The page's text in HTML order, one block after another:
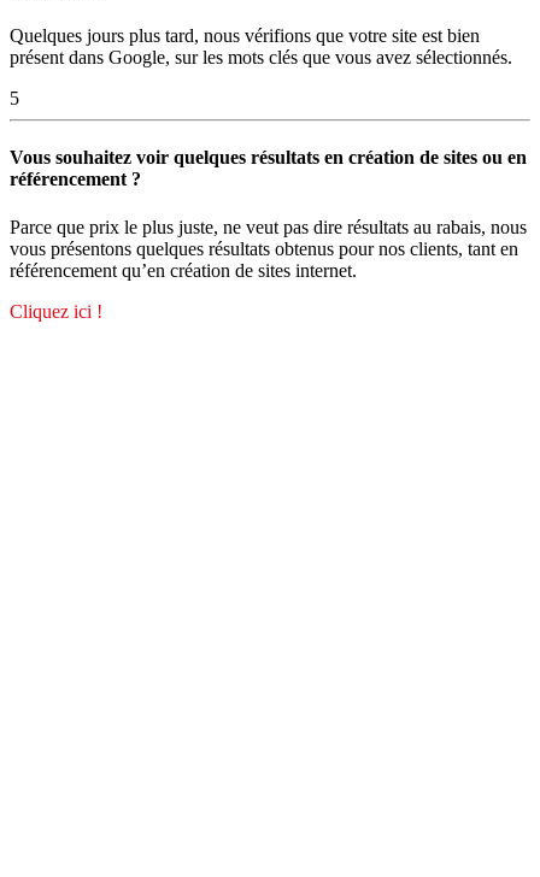
Quelques jours plus tard, nous vérifions que votre site est bien
présent dans Google, sur les mots clés que vous avez sélectionnés.
5
Vous souhaitez voir quelques résultats en création de sites ou en
référencement ?
Parce que prix le plus juste, ne veut pas dire résultats au rabais, nous
vous présentons quelques résultats obtenus pour nos clients, tant en
référencement qu’en création de sites internet.
Cliquez ici !